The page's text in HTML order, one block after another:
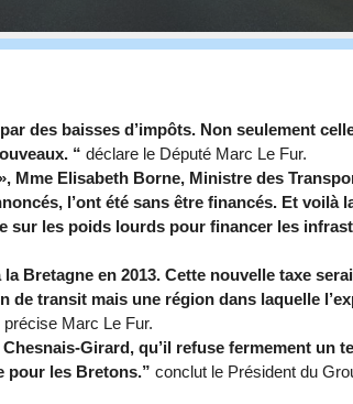
des baisses d’impôts. Non seulement
“ déclare le Député Marc Le Fur.
Mme Elisabeth Borne, Ministre des
l’ont été sans être financés. Et voilà
sur les poids lourds pour financer les
Bretagne en 2013. Cette nouvelle taxe
de transit mais une région dans laquelle
précise Marc Le Fur.
Girard, qu’il refuse fermement un
pour les Bretons.” conclut le Président du